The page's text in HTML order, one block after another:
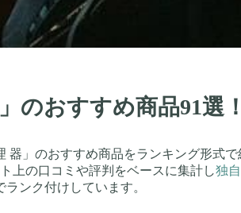
」のおすすめ商品91選
器」のおすすめ商品をランキング形式で
上の口コミや評判をベースに集計し独
ランク付けしています。